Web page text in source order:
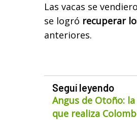
Las vacas se
se logró recuperar
anteriores.
Seguí leyendo
Angus de Otoño:
que realiza